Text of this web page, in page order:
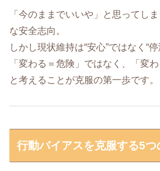
「今のままでいいや」と思ってし
な安全志向。
しかし現状維持は“安心”ではなく“停
「変わる＝危険」ではなく、「変
と考えることが克服の第一歩です。
行動バイアスを克服する5つ